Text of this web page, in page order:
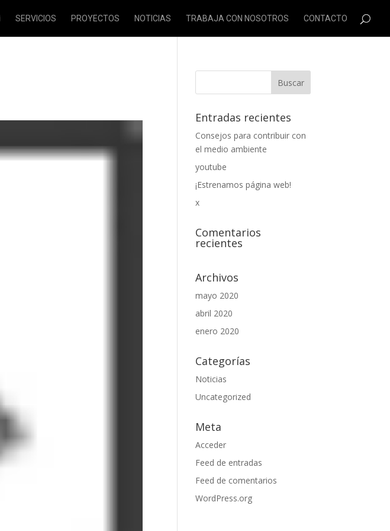
SERVICIOS PROYECTOS NOTICIAS TRABAJA CON NOSOTROS CONTACTO
Entradas recientes
Consejos para contribuir con
el medio ambiente
youtube
¡Estrenamos página web!
x
Comentarios
recientes
Archivos
mayo 2020
abril 2020
enero 2020
Categorías
Noticias
Uncategorized
Meta
Acceder
Feed de entradas
Feed de comentarios
WordPress.org